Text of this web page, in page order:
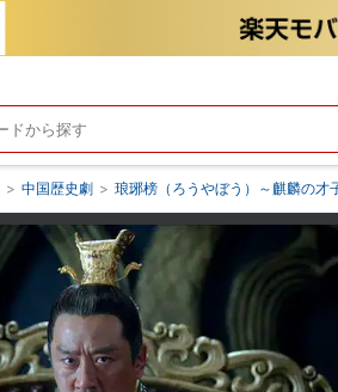
> 中国歴史劇 > 琅琊榜（ろうやぼう）～麒麟の才